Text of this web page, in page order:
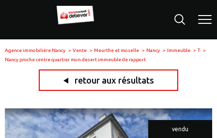
Agence immobiliére Nancy Vente Meurthe et moselle Nancy Immeuble
T
Nancy proche centre quartier mon desert immeuble de rapport
retour aux résultats
vendu